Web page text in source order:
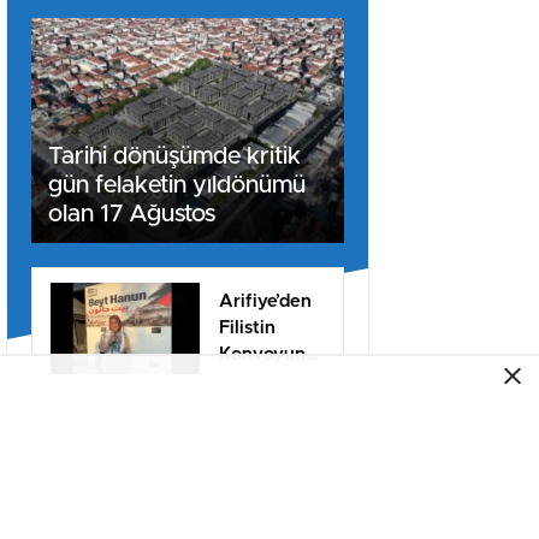
Tarihi dönüşümde kritik
gün felaketin yıldönümü
olan 17 Ağustos
Arifiye’den
Filistin
Konvoyuna